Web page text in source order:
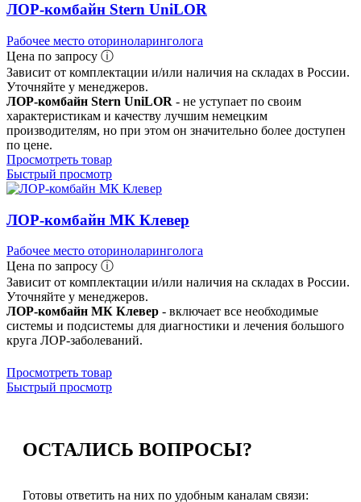
ЛОР-комбайн Stern UniLOR
Рабочее место оториноларинголога
Цена по запросу ⓘ
Зависит от комплектации и/или наличия на складах в России.
Уточняйте у менеджеров.
ЛОР-комбайн Stern UniLOR - не уступает по своим
характеристикам и качеству лучшим немецким
производителям, но при этом он значительно более доступен
по цене.
Просмотреть товар
Быстрый просмотр
ЛОР-комбайн МК Клевер
Рабочее место оториноларинголога
Цена по запросу ⓘ
Зависит от комплектации и/или наличия на складах в России.
Уточняйте у менеджеров.
ЛОР-комбайн МК Клевер - включает все необходимые
системы и подсистемы для диагностики и лечения большого
круга ЛОР-заболеваний.
Просмотреть товар
Быстрый просмотр
ОСТАЛИСЬ ВОПРОСЫ?
Готовы ответить на них по удобным каналам связи: